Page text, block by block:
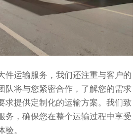
运输服务，我们还注重与客户的
队将与您紧密合作，了解您的需求
求提供定制化的运输方案。我们致
务，确保您在整个运输过程中享受
。